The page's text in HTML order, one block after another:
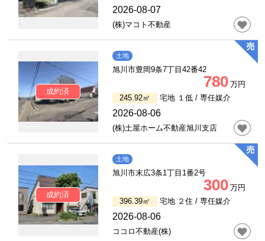
2026-08-07
(株)マコト不動産
成約済
土地
旭川市豊岡9条7丁目42番42
780 万円
245.92㎡
宅地 １低 / 専任媒介
2026-08-06
(株)土屋ホーム不動産旭川支店
成約済
土地
旭川市末広3条1丁目1番2号
300 万円
396.39㎡
宅地 ２住 / 専任媒介
2026-08-06
ココロ不動産(株)